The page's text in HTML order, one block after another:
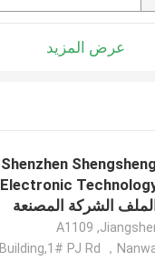
عرض المزيد
Shenzhen
Electronic
A1109
Building,1# PJ Rd ，